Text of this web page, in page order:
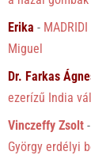
Erika -
Miguel
Dr. Farkas
ezerízű India
Vinczeffy Zsolt
György erdélyi